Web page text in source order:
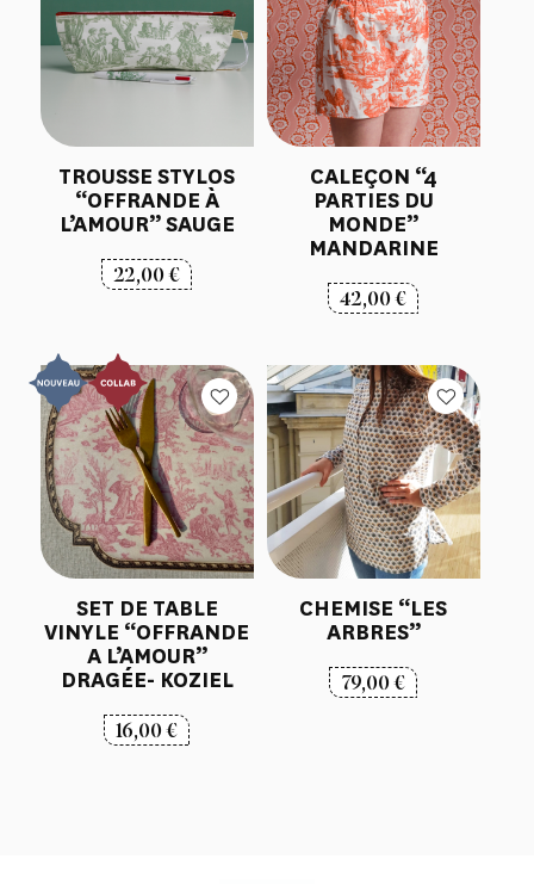
TROUSSE STYLOS
“OFFRANDE À
L’AMOUR” SAUGE
22,00€
CALEÇON “4
PARTIES DU
MONDE”
MANDARINE
42,00€
SET DE TABLE
VINYLE “OFFRANDE
A L’AMOUR”
DRAGÉE- KOZIEL
16,00€
CHEMISE “LES
ARBRES”
79,00€